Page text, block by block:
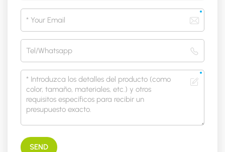
SEND